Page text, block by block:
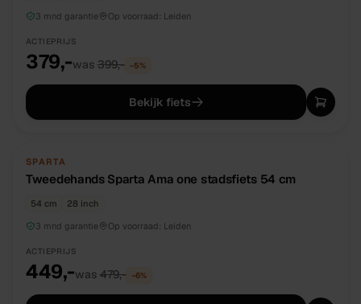
3 mnd garantie
Op voorraad: Leiden
ACTIEPRIJS
379,-was 399,- −5%
Bekijk fiets
TWEEDEHANDS
SPARTA
Tweedehands Sparta Ama one stadsfiets 54 cm
54 cm
28 inch
3 mnd garantie
Op voorraad: Leiden
ACTIEPRIJS
449,-was 479,- −6%